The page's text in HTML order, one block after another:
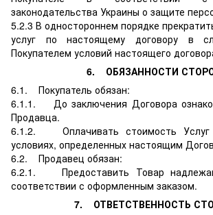
законодательства Украины о защите
5.2.3 В одностороннем порядке
услуг по настоящему договору в
Покупателем условий настоящего
6. ОБЯЗАННОСТИ
6.1. Покупатель обязан:
6.1.1. До заключения Договора
Продавца.
6.1.2. Оплачивать стоимость
условиях, определенных настоящим
6.2. Продавец обязан:
6.2.1. Предоставить Товар
соответствии с оформленным заказом.
7. ОТВЕТСТВЕННОСТЬ